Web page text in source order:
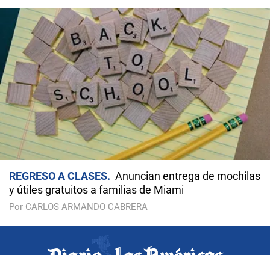
REGRESO A CLASES
Anuncian entrega de mochilas
y útiles gratuitos a familias de Miami
Por CARLOS ARMANDO CABRERA